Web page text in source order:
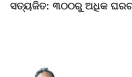
ସତ୍ୟଜିତ: ୩୦୦ରୁ ଅଧିକ